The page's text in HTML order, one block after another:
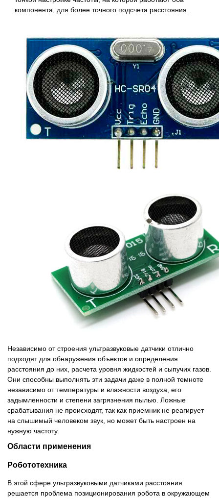
компонента, для более точного подсчета расстояния.
Независимо от строения ультразвуковые датчики отлично
подходят для обнаружения объектов и определения
расстояния до них, расчета уровня жидкостей и сыпучих газов.
Они способны выполнять эти задачи даже в полной темноте
независимо от температуры и влажности воздуха, его
задымленности и степени загрязнения пылью. Ложные
срабатывания не происходят, так как приемник не реагирует
на слышимый человеком звук, но может быть настроен на
нужную частоту.
Области применения
Робототехника
В этой сфере ультразвуковыми датчиками расстояния
решается проблема позиционирования робота в окружающем